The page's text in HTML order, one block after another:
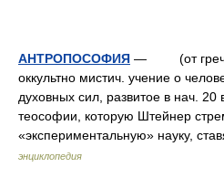
АНТРОПОСОФИЯ — (от греч.
оккультно мистич. учение о
духовных сил, развитое в нач.
теософии, которую Штейнер
«экспериментальную» науку,
энциклопедия